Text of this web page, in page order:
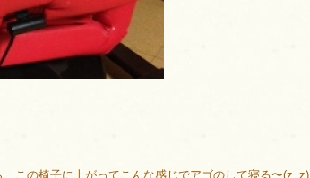
この椅子に上がってこんな感じでアゴのして寝る〜(z_z)